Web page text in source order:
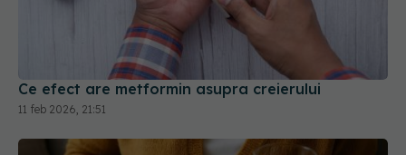
Ce efect are metformin asupra creierului
11 feb 2026, 21:51